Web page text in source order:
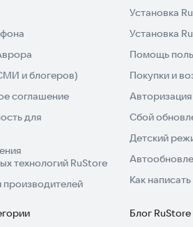
и блогеров)
соглашение
для
технологий RuStore
производителей
Установка
Установка
Помощь
Покупки и
Сбой
Детский
Как
Блог RuStore